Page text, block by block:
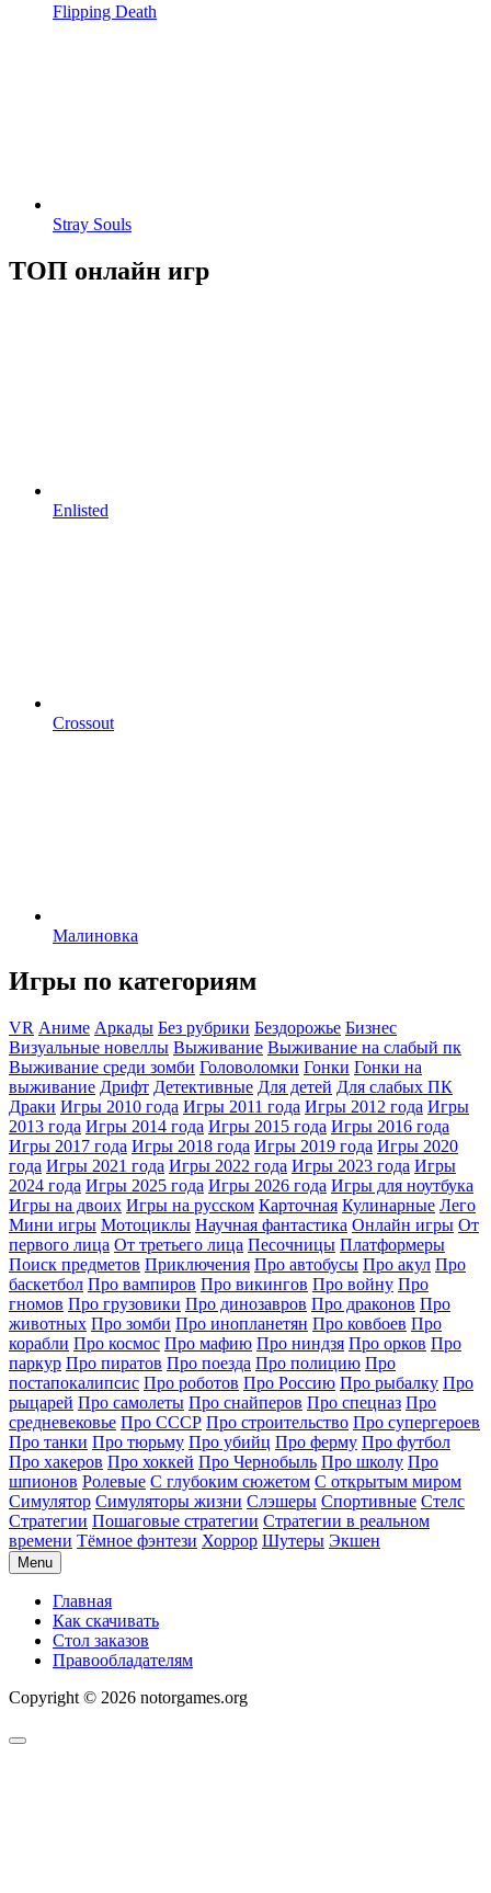
Flipping Death
Stray Souls
ТОП онлайн игр
Enlisted
Crossout
Малиновка
Игры по категориям
VR Аниме Аркады Без рубрики Бездорожье Бизнес
Визуальные новеллы Выживание Выживание на слабый пк
Выживание среди зомби Головоломки Гонки Гонки на
выживание Дрифт Детективные Для детей Для слабых ПК
Драки Игры 2010 года Игры 2011 года Игры 2012 года Игры
2013 года Игры 2014 года Игры 2015 года Игры 2016 года
Игры 2017 года Игры 2018 года Игры 2019 года Игры 2020
года Игры 2021 года Игры 2022 года Игры 2023 года Игры
2024 года Игры 2025 года Игры 2026 года Игры для ноутбука
Игры на двоих Игры на русском Карточная Кулинарные Лего
Мини игры Мотоциклы Научная фантастика Онлайн игры От
первого лица От третьего лица Песочницы Платформеры
Поиск предметов Приключения Про автобусы Про акул Про
баскетбол Про вампиров Про викингов Про войну Про
гномов Про грузовики Про динозавров Про драконов Про
животных Про зомби Про инопланетян Про ковбоев Про
корабли Про космос Про мафию Про ниндзя Про орков Про
паркур Про пиратов Про поезда Про полицию Про
постапокалипсис Про роботов Про Россию Про рыбалку Про
рыцарей Про самолеты Про снайперов Про спецназ Про
средневековье Про СССР Про строительство Про супергероев
Про танки Про тюрьму Про убийц Про ферму Про футбол
Про хакеров Про хоккей Про Чернобыль Про школу Про
шпионов Ролевые С глубоким сюжетом С открытым миром
Симулятор Симуляторы жизни Слэшеры Спортивные Стелс
Стратегии Пошаговые стратегии Стратегии в реальном
времени Тёмное фэнтези Хоррор Шутеры Экшен
Menu
Главная
Как скачивать
Стол заказов
Правообладателям
Copyright © 2026 notorgames.org
Scroll